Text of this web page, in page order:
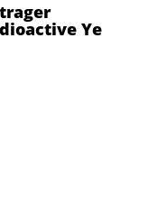
Ye